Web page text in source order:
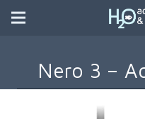
Nero 3 –